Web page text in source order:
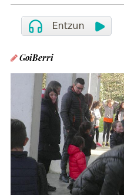
GoiBerri